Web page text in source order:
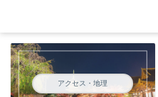
アクセス・地理